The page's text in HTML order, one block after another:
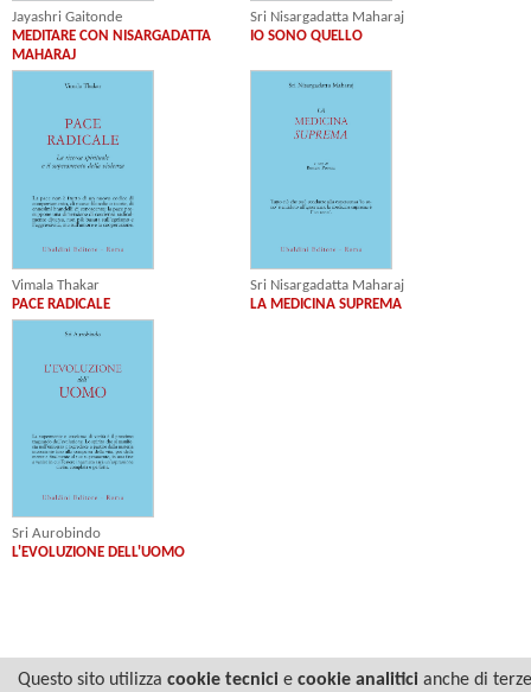
Jayashri Gaitonde
MEDITARE CON NISARGADATTA
MAHARAJ
Sri Nisargadatta Maharaj
IO SONO QUELLO
Vimala Thakar
PACE RADICALE
Sri Nisargadatta Maharaj
LA MEDICINA SUPREMA
Sri Aurobindo
L'EVOLUZIONE DELL'UOMO
Questo sito utilizza cookie tecnicie cookie analiticianche di terze